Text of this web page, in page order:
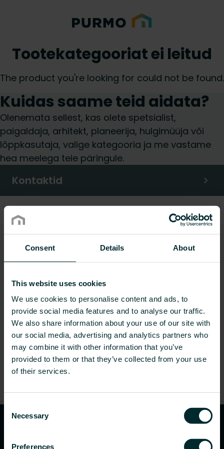
Consent Details About
This website uses cookies
We use cookies to personalise content and ads, to
provide social media features and to analyse our traffic.
We also share information about your use of our site with
our social media, advertising and analytics partners who
may combine it with other information that you’ve
provided to them or that they’ve collected from your use
of their services.
Consent
Selection
Necessary
Preferences
Tootekategooriat ei leitud
The product you're looking for could not be found.
Kuidas saame teid aidata?
Olenemata sellest, kas olete spetsialist,
paigaldaja, arhitekt, planeerija, hulgimüüja või
lõppkasutaja, valige kategooria ja me vastame
hea meelega teie päringule.
Kontaktid